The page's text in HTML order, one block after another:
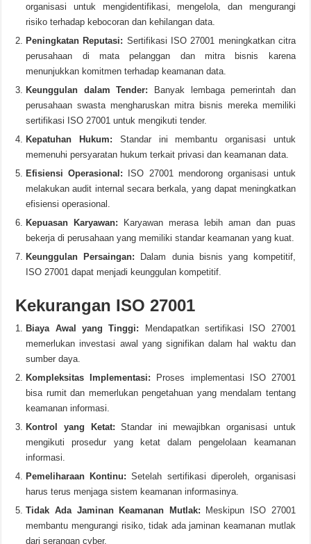
organisasi untuk mengidentifikasi, mengelola, dan mengurangi
risiko terhadap kebocoran dan kehilangan data.
Peningkatan Reputasi: Sertifikasi ISO 27001 meningkatkan citra
perusahaan di mata pelanggan dan mitra bisnis karena
menunjukkan komitmen terhadap keamanan data.
Keunggulan dalam Tender: Banyak lembaga pemerintah dan
perusahaan swasta mengharuskan mitra bisnis mereka memiliki
sertifikasi ISO 27001 untuk mengikuti tender.
Kepatuhan Hukum: Standar ini membantu organisasi untuk
memenuhi persyaratan hukum terkait privasi dan keamanan data.
Efisiensi Operasional: ISO 27001 mendorong organisasi untuk
melakukan audit internal secara berkala, yang dapat meningkatkan
efisiensi operasional.
Kepuasan Karyawan: Karyawan merasa lebih aman dan puas
bekerja di perusahaan yang memiliki standar keamanan yang kuat.
Keunggulan Persaingan: Dalam dunia bisnis yang kompetitif,
ISO 27001 dapat menjadi keunggulan kompetitif.
Kekurangan ISO 27001
Biaya Awal yang Tinggi: Mendapatkan sertifikasi ISO 27001
memerlukan investasi awal yang signifikan dalam hal waktu dan
sumber daya.
Kompleksitas Implementasi: Proses implementasi ISO 27001
bisa rumit dan memerlukan pengetahuan yang mendalam tentang
keamanan informasi.
Kontrol yang Ketat: Standar ini mewajibkan organisasi untuk
mengikuti prosedur yang ketat dalam pengelolaan keamanan
informasi.
Pemeliharaan Kontinu: Setelah sertifikasi diperoleh, organisasi
harus terus menjaga sistem keamanan informasinya.
Tidak Ada Jaminan Keamanan Mutlak: Meskipun ISO 27001
membantu mengurangi risiko, tidak ada jaminan keamanan mutlak
dari serangan cyber.